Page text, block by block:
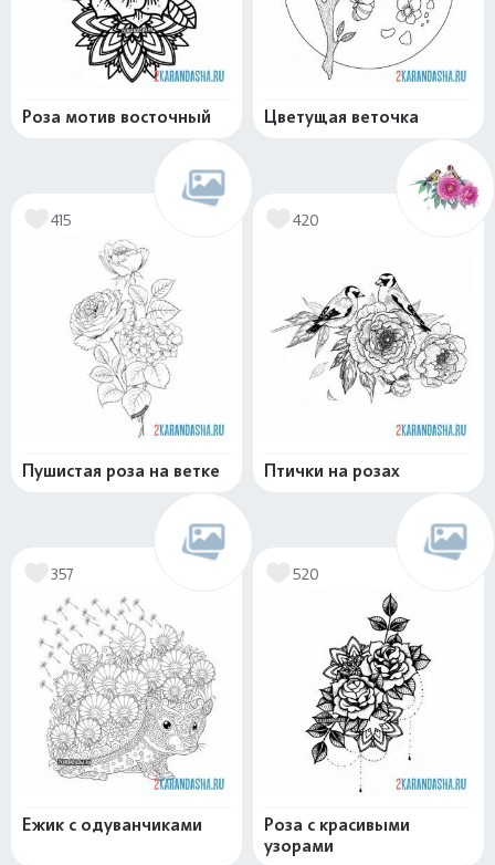
Роза мотив восточный Цветущая веточка
415
Пушистая роза на ветке
420
Птички на розах
357
Ежик с одуванчиками
520
Роза с красивыми
узорами